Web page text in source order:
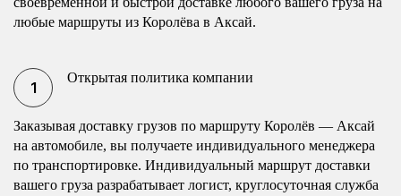
любые маршруты из Королёва в Аксай.
Открытая политика компании
Заказывая доставку грузов по маршруту Королёв — Аксай
на автомобиле, вы получаете индивидуального менеджера
по транспортировке. Индивидуальный маршрут доставки
вашего груза разрабатывает логист, круглосуточная служба